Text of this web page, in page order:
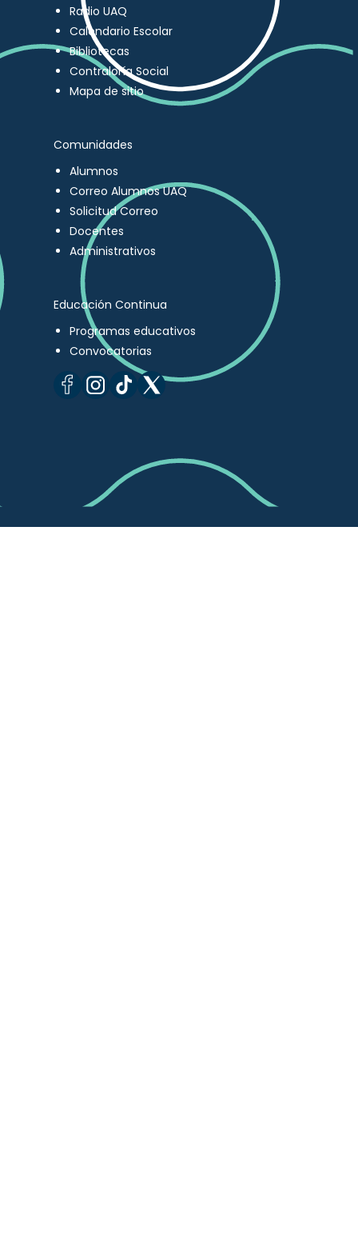
Radio UAQ
Calendario Escolar
Bibliotecas
Contraloría Social
Mapa de sitio
Comunidades
Alumnos
Correo Alumnos UAQ
Solicitud Correo
Docentes
Administrativos
Educación Continua
Programas educativos
Convocatorias